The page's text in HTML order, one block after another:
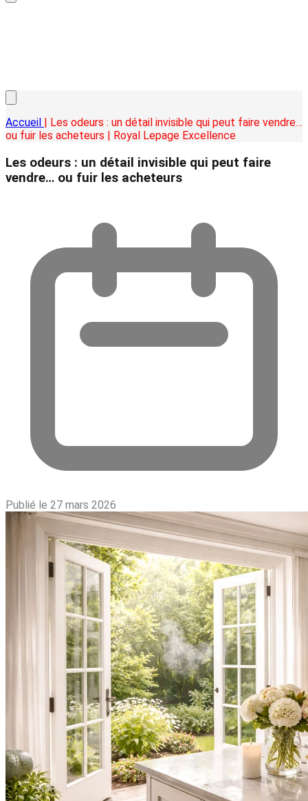
Accueil | Les odeurs : un détail invisible qui peut faire vendre…
ou fuir les acheteurs | Royal Lepage Excellence
Les odeurs : un détail invisible qui peut faire
vendre… ou fuir les acheteurs
Publié le 27 mars 2026